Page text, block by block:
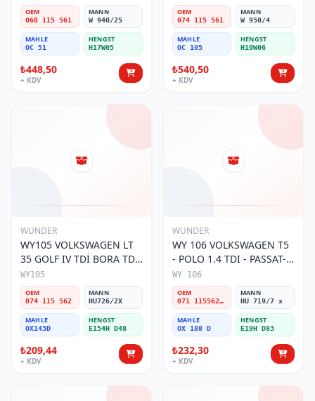
Filtresi
OEM
068 115 561
MANN
W 940/25
MAHLE
OC 51
HENGST
H17W05
₺448,50
+ KDV
Filtresi
OEM
074 115 561
MANN
W 950/4
MAHLE
OC 105
HENGST
H19W06
₺540,50
+ KDV
WUNDER
WY105 VOLKSWAGEN LT
35 GOLF IV TDİ BORA TDİ
074 115 562 Yağ Filtresi
WY105
OEM
074 115 562
MANN
HU726/2X
MAHLE
OX143D
HENGST
E154H D48
₺209,44
+ KDV
WUNDER
WY 106 VOLKSWAGEN T5
- POLO 1.4 TDI - PASSAT-
JETTA 03-11 071 115562 A
Yağ Filtresi
WY 106
OEM
071 115562 A
MANN
HU 719/7 x
MAHLE
OX 188 D
HENGST
E19H D83
₺232,30
+ KDV